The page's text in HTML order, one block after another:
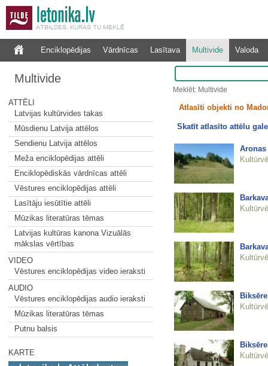
Enciklopēdijas Vārdnīcas Lasītava Multivide Valoda
Multivide
ATTĒLI
Latvijas kultūrvides takas
Mūsdienu Latvija attēlos
Sendienu Latvija attēlos
Meža enciklopēdijas attēli
Enciklopēdiskās vārdnīcas attēli
Vēstures enciklopēdijas attēli
Lasītāju iesūtītie attēli
Mūzikas literatūras tēmas
Latvijas kultūras kanona Vizuālās
mākslas vērtības
VIDEO
Vēstures enciklopēdijas video ieraksti
AUDIO
Vēstures enciklopēdijas audio ieraksti
Mūzikas literatūras tēmas
Putnu balsis
KARTE
Meklēt: Multivide
Atlasīti objekti no
Skatīt atlasīto attēlu